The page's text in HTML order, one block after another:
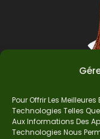
Pour Offrir Les
Technologies Telles
Aux Informations Des
Technologies Nous